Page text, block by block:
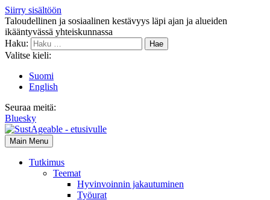
Siirry sisältöön
Taloudellinen ja sosiaalinen kestävyys läpi ajan ja alueiden
ikääntyvässä yhteiskunnassa
Haku:
Valitse kieli:
Suomi
English
Seuraa meitä:
Bluesky
Main Menu
Tutkimus
Teemat
Hyvinvoin­nin jakautuminen
Työurat